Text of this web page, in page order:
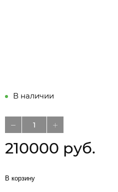
В наличии
210000 руб.
В корзину